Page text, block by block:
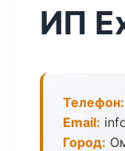
ИП
Телефон:
Email:
Город: